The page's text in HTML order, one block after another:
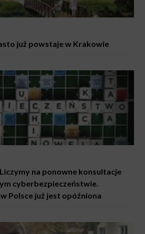
już powstaje w Krakowie
na ponowne konsultacje
cyberbezpieczeństwie.
Polsce już jest opóźniona